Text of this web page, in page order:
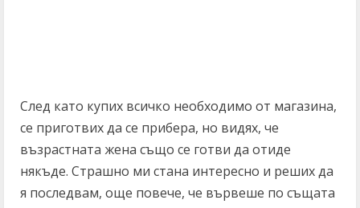
След като купих всичко необходимо от магазина,
се приготвих да се прибера, но видях, че
възрастната жена също се готви да отиде
някъде. Страшно ми стана интересно и реших да
я последвам, още повече, че вървеше по същата